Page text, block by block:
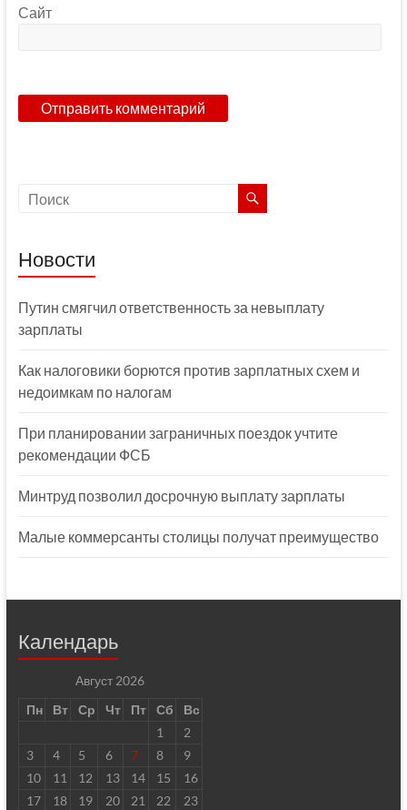
Сайт
Новости
Путин смягчил ответственность за невыплату
зарплаты
Как налоговики борются против зарплатных схем и
недоимкам по налогам
При планировании заграничных поездок учтите
рекомендации ФСБ
Минтруд позволил досрочную выплату зарплаты
Малые коммерсанты столицы получат преимущество
Календарь
Август 2026
Пн
Вт Ср Чт Пт Сб
Вс
1
2
3
4 5 6 7 8
9
10
11 12 13 14 15
16
17
18 19 20 21 22
23